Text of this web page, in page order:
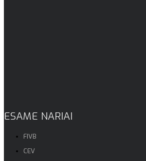
ESAME NARIAI
FIVB
CEV